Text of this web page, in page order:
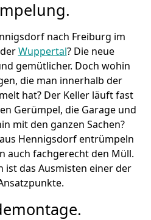
nach Freiburg im
Wuppertal? Die neue
gemütlicher. Doch wohin
die man innerhalb der
hat? Der Keller läuft fast
Gerümpel, die Garage und
mit den ganzen Sachen?
Hennigsdorf entrümpeln
auch fachgerecht den Müll.
ist das Ausmisten einer der